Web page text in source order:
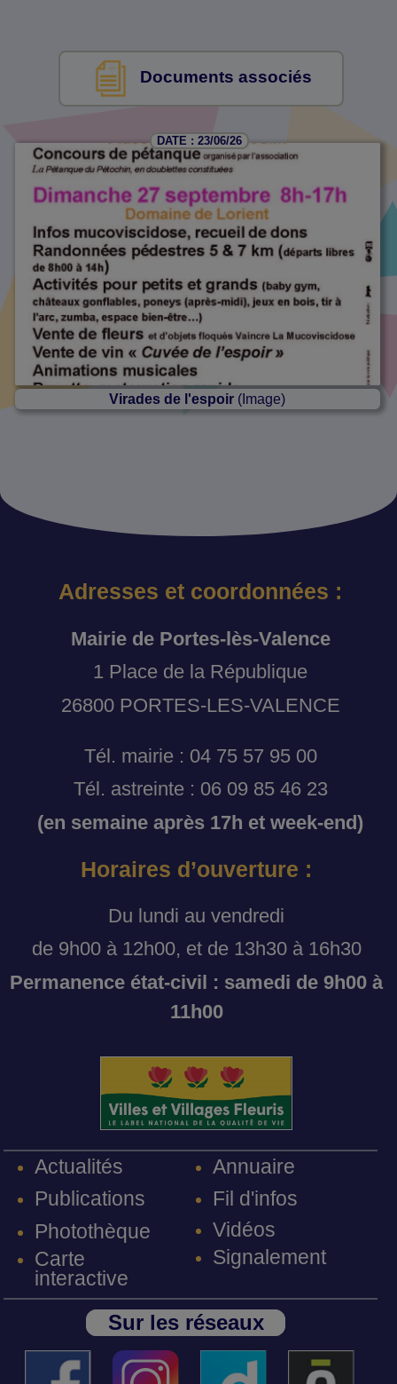
Documents associés
DATE : 23/06/26
Virades de l'espoir (Image)
Adresses et coordonnées :
Mairie de Portes-lès-Valence
1 Place de la République
26800 PORTES-LES-VALENCE
Tél. mairie : 04 75 57 95 00
Tél. astreinte : 06 09 85 46 23
(en semaine après 17h et week-end)
Horaires d’ouverture :
Du lundi au vendredi
de 9h00 à 12h00, et de 13h30 à 16h30
Permanence état-civil : samedi de 9h00 à
11h00
Actualités
Publications
Photothèque
Carte
interactive
Annuaire
Fil d'infos
Vidéos
Signalement
Sur les réseaux